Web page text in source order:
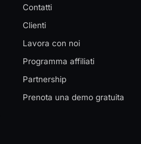
Contatti
Clienti
Lavora con noi
Programma affiliati
Partnership
Prenota una demo gratuita